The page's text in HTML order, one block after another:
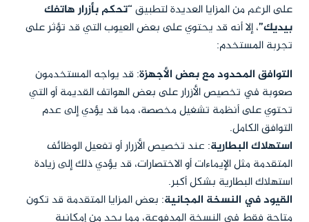
على الرغم من المزايا العديدة لتطبيق“تحكم بأزرار هاتفك
بيديك”، إلا أنه قد يحتوي على بعض العيوب التي قد تؤثر على
تجربة المستخدم:
التوافق المحدود مع بعض الأجهزة: قد يواجه المستخدمون
صعوبة في تخصيص الأزرار على بعض الهواتف القديمة أو التي
تحتوي على أنظمة تشغيل مخصصة، مما قد يؤدي إلى عدم
التوافق الكامل.
استهلاك البطارية: عند تخصيص الأزرار أو تفعيل الوظائف
المتقدمة مثل الإيماءات أو الاختصارات، قد يؤدي ذلك إلى زيادة
استهلاك البطارية بشكل أكبر.
القيود في النسخة المجانية: بعض المزايا المتقدمة قد تكون
متاحة فقط في النسخة المدفوعة، مما يحد من إمكانية